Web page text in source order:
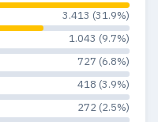
3.413 (31.9%)
1.043 (9.7%)
727 (6.8%)
418 (3.9%)
272 (2.5%)